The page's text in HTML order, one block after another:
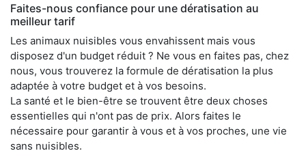
Faites-nous confiance pour une dératisation au
meilleur tarif
Les animaux nuisibles vous envahissent mais vous
disposez d'un budget réduit ? Ne vous en faites pas, chez
nous, vous trouverez la formule de dératisation la plus
adaptée à votre budget et à vos besoins.
La santé et le bien-être se trouvent être deux choses
essentielles qui n'ont pas de prix. Alors faites le
nécessaire pour garantir à vous et à vos proches, une vie
sans nuisibles.